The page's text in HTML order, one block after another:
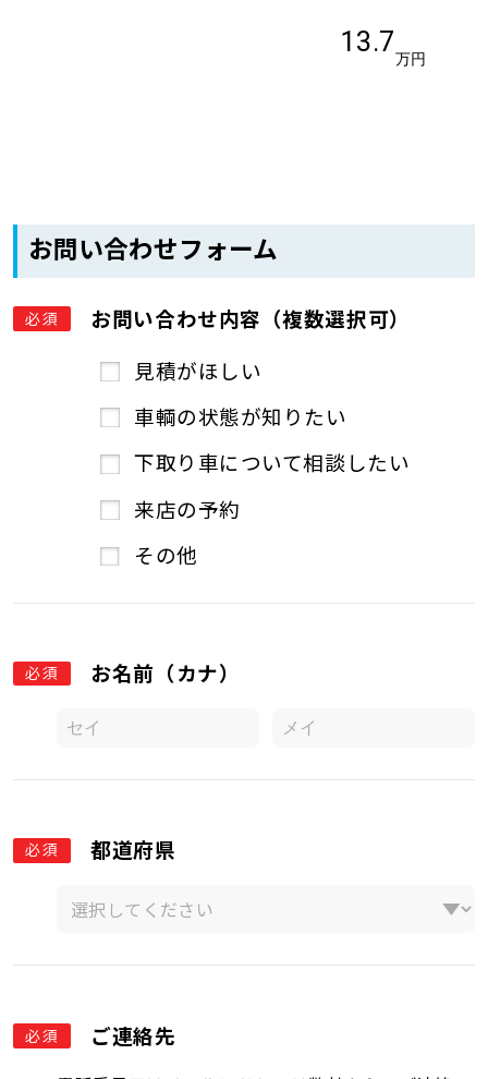
0120-733-500
13.7
万円
お問い合わせフォーム
必須
お問い合わせ内容（複数選択可）
見積がほしい
車輌の状態が知りたい
下取り車について相談したい
来店の予約
その他
必須 お名前（カナ）
必須 都道府県
必須 ご連絡先